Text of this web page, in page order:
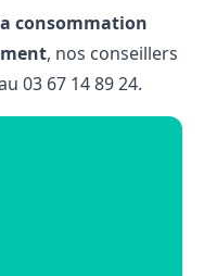
consommation
, nos conseillers
03 67 14 89 24.